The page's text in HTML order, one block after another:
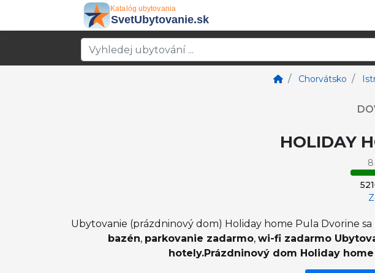
Chorvátsko
HOLIDAY
Ubytovanie (prázdninový dom) Holiday home Pula Dvorine
bazén, parkovanie zadarmo, wi-fi zadarmo
hotely.Prázdninový dom Holiday